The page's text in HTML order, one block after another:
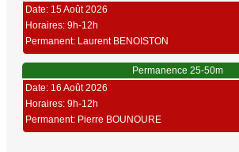
Date: 15 Août 2026
Horaires: 9h-12h
Permanent: Laurent BENOISTON
Permanence 25-50m
Date: 16 Août 2026
Horaires: 9h-12h
Permanent: Pierre BOUNOURE